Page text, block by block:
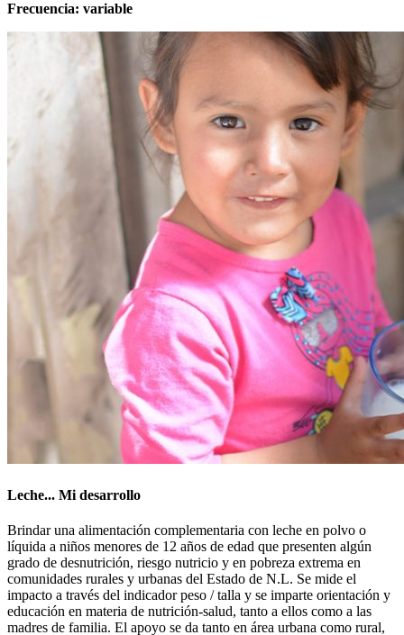
Frecuencia: variable
Leche... Mi desarrollo
Brindar una alimentación complementaria con leche en polvo o
líquida a niños menores de 12 años de edad que presenten algún
grado de desnutrición, riesgo nutricio y en pobreza extrema en
comunidades rurales y urbanas del Estado de N.L. Se mide el
impacto a través del indicador peso / talla y se imparte orientación y
educación en materia de nutrición-salud, tanto a ellos como a las
madres de familia. El apoyo se da tanto en área urbana como rural,